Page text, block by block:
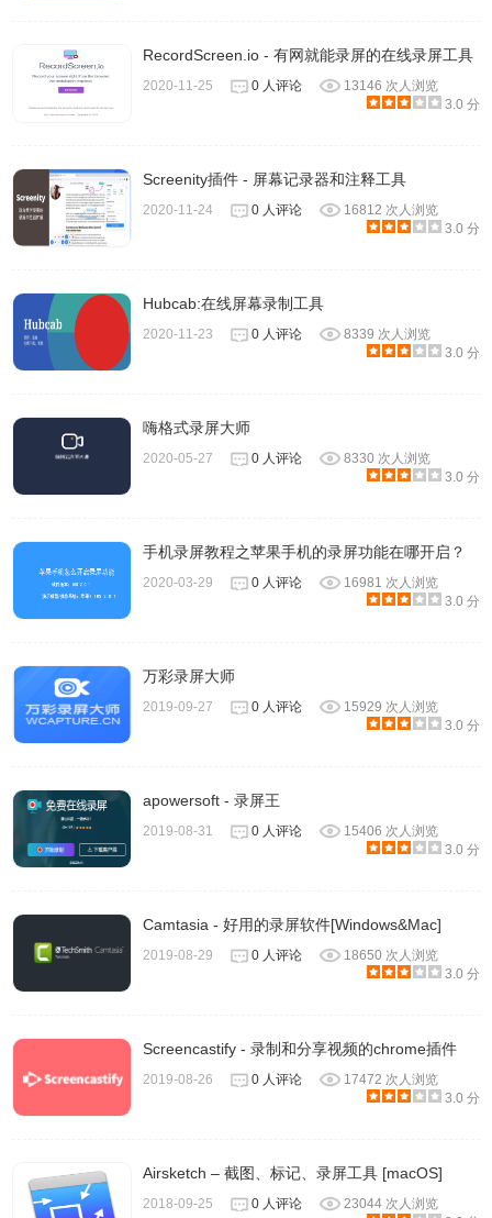
尽管使用默认设置可以正常使用ApowerREC，但是根据个
人喜欢调整设置可以更加方便录屏。在该功能菜单下，可以
2.1 输出目录
的所有视频，包含截图。这样，以便于您之后如果需要寻找
某个视频，可以直接进入该文件夹并轻松找到视频。
在“录屏”下，可以设置是否可是录制之前显示倒计时，是否
发出声音提示，是否允许在录制过程中移动录制区域等等。
设置好快捷键，便可以无需使用悬浮框，直接录制视频。软
件已经提供了一些可以直接使用的默认快捷键。不过，如果
适的快捷键。
RecordScreen.io - 有网就能录屏的在线录屏工具
2020-11-25 0 人评论
13146 次人浏览
3.0 分
Screenity插件 - 屏幕记录器和注释工具
2020-11-24 0 人评论
16812 次人浏览
3.0 分
Hubcab:在线屏幕录制工具
2020-11-23 0 人评论
8339 次人浏览
3.0 分
嗨格式录屏大师
2020-05-27 0 人评论
8330 次人浏览
3.0 分
手机录屏教程之苹果手机的录屏功能在哪开启？
2020-03-29 0 人评论
16981 次人浏览
3.0 分
万彩录屏大师
2019-09-27 0 人评论
15929 次人浏览
3.0 分
apowersoft - 录屏王
2019-08-31 0 人评论
15406 次人浏览
3.0 分
Camtasia - 好用的录屏软件[Windows&Mac]
2019-08-29 0 人评论
18650 次人浏览
3.0 分
Screencastify - 录制和分享视频的chrome插件
2019-08-26 0 人评论
17472 次人浏览
3.0 分
Airsketch – 截图、标记、录屏工具 [macOS]
2018-09-25 0 人评论
23044 次人浏览